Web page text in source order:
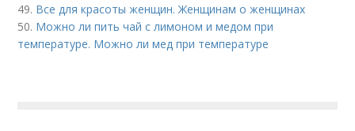
49. Все для красоты женщин. Женщинам о женщинах
50. Можно ли пить чай с лимоном и медом при
температуре. Можно ли мед при температуре